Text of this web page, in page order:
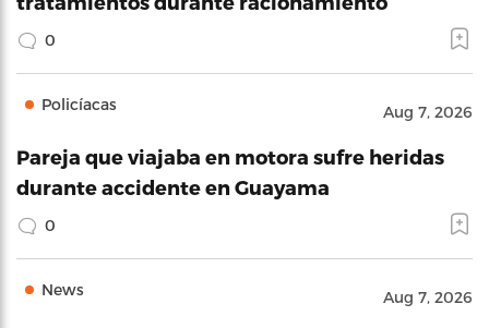
0
Policíacas Aug 7, 2026
Pareja que viajaba en motora sufre heridas
durante accidente en Guayama
0
News Aug 7, 2026